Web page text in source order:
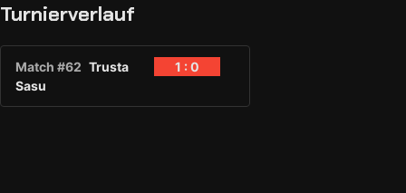
Turnierverlauf
Match #62 Trusta
1 : 0
Sasu